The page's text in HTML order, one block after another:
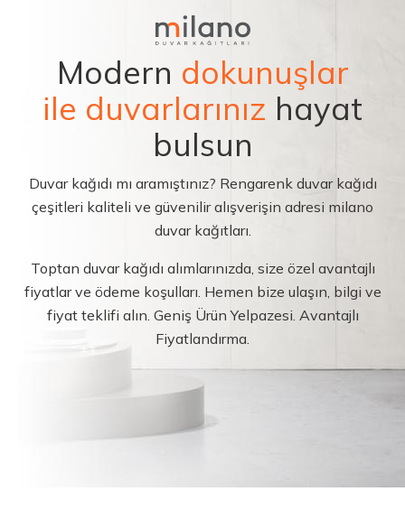
Modern dokunuşlar
ile duvarlarınız hayat
bulsun
Duvar kağıdı mı aramıştınız? Rengarenk duvar kağıdı
çeşitleri kaliteli ve güvenilir alışverişin adresi milano
duvar kağıtları.
Toptan duvar kağıdı alımlarınızda, size özel avantajlı
fiyatlar ve ödeme koşulları. Hemen bize ulaşın, bilgi ve
fiyat teklifi alın. Geniş Ürün Yelpazesi. Avantajlı
Fiyatlandırma.